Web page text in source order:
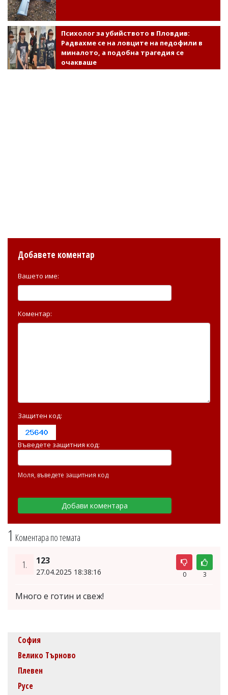
Психолог за убийството в Пловдив:
Радвахме се на ловците на педофили в
миналото, а подобна трагедия се
очакваше
1 Коментара по темата
1. 123
27.04.2025 18:38:16 0 3
Много е готин и свеж!
Добавете коментар
Вашето име:
Коментар:
Защитен код:
Въведете защитния код:
Моля, въведете защитния код
София
Велико Търново
Плевен
Русе